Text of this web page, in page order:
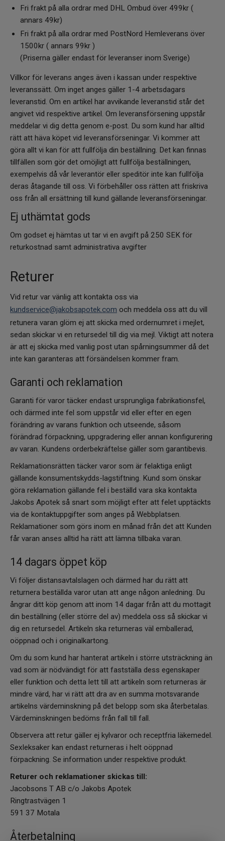
Fri frakt på alla ordrar med DHL Ombud över 499kr (
annars 49kr)
Fri frakt på alla ordrar med PostNord Hemleverans över
1500kr ( annars 99kr )
(Priserna gäller endast för leveranser inom Sverige)
Villkor för leverans anges även i kassan under respektive
leveranssätt. Om inget anges gäller 1-4 arbetsdagars
leveranstid. Om en artikel har avvikande leveranstid står det
angivet vid respektive artikel. Om leveransförsening uppstår
meddelar vi dig detta genom e-post. Du som kund har alltid
rätt att häva köpet vid leveransförseningar. Vi kommer att
göra allt vi kan för att fullfölja din beställning. Det kan finnas
tillfällen som gör det omöjligt att fullfölja beställningen,
exempelvis då vår leverantör eller speditör inte kan fullfölja
deras åtagande till oss. Vi förbehåller oss rätten att friskriva
oss från all ersättning till kund gällande leveransförseningar.
Ej uthämtat gods
Om godset ej hämtas ut tar vi en avgift på 250 SEK för
returkostnad samt administrativa avgifter
Returer
Vid retur var vänlig att kontakta oss via
kundservice@jakobsapotek.com och meddela oss att du vill
retunera varan glöm ej att skicka med ordernumret i mejlet,
sedan skickar vi en retursedel till dig via mejl. Viktigt att notera
är att ej skicka med vanlig post utan spårningsummer då det
inte kan garanteras att försändelsen kommer fram.
Garanti och reklamation
Garanti för varor täcker endast ursprungliga fabrikationsfel,
och därmed inte fel som uppstår vid eller efter en egen
förändring av varans funktion och utseende, såsom
förändrad förpackning, uppgradering eller annan konfigurering
av varan. Kundens orderbekräftelse gäller som garantibevis.
Reklamationsrätten täcker varor som är felaktiga enligt
gällande konsumentskydds-lagstiftning. Kund som önskar
göra reklamation gällande fel i beställd vara ska kontakta
Jakobs Apotek så snart som möjligt efter att felet upptäckts
via de kontaktuppgifter som anges på Webbplatsen.
Reklamationer som görs inom en månad från det att Kunden
får varan anses alltid ha rätt att lämna tillbaka varan.
14 dagars öppet köp
Vi följer distansavtalslagen och därmed har du rätt att
returnera beställda varor utan att ange någon anledning. Du
ångrar ditt köp genom att inom 14 dagar från att du mottagit
din beställning (eller större del av) meddela oss så skickar vi
dig en retursedel. Artikeln ska returneras väl emballerad,
oöppnad och i originalkartong.
Om du som kund har hanterat artikeln i större utsträckning än
vad som är nödvändigt för att fastställa dess egenskaper
eller funktion och detta lett till att artikeln som returneras är
mindre värd, har vi rätt att dra av en summa motsvarande
artikelns värdeminskning på det belopp som ska återbetalas.
Värdeminskningen bedöms från fall till fall.
Observera att retur gäller ej kylvaror och receptfria läkemedel.
Sexleksaker kan endast returneras i helt oöppnad
förpackning. Se information under respektive produkt.
Returer och reklamationer skickas till:
Jacobsons T AB c/o Jakobs Apotek
Ringtrastvägen 1
591 37 Motala
Återbetalning